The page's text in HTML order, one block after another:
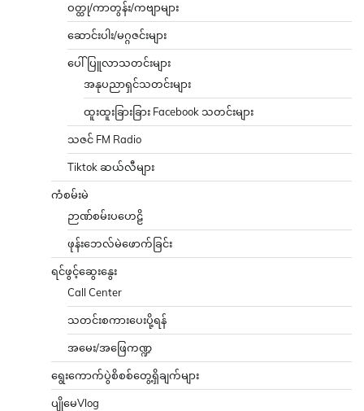
ဝတ္ထု/ကာတွန်း/ကဗျာများ
ဆောင်းပါး/မဂ္ဂဇင်းများ
ပေါ်ပြူလာသတင်းများ
အနုပညာရှင်သတင်းများ
ထူးထူးခြားခြား Facebook သတင်းများ
သဇင် FM Radio
Tiktok ဆယ်လီများ
ကံစမ်းမဲ
ဉာဏ်စမ်းပဟေဠိ
ဖုန်းဘေလ်မဲဖောက်ခြင်း
ရင်ဖွင့်ဆွေးနွေး
Call Center
သတင်းစကားပေးပို့ရန်
အမေး/အဖြေကဏ္ဍ
ရွေးကောက်ပွဲစိစစ်တွေ့ရှိချက်များ
ပျိုမေVlog